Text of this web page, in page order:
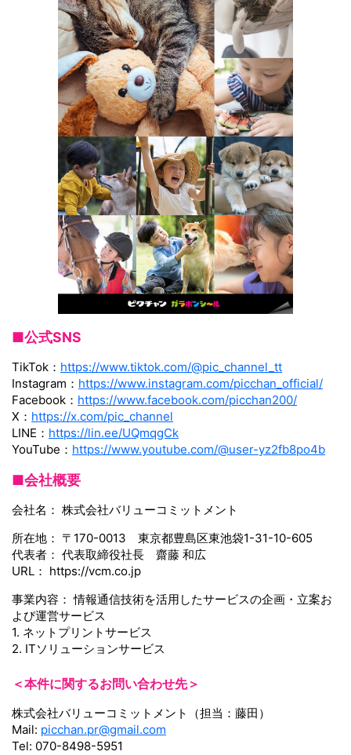
■公式SNS
TikTok： https://www.tiktok.com/@pic_channel_tt
Instagram： https://www.instagram.com/picchan_official/
Facebook： https://www.facebook.com/picchan200/
X： https://x.com/pic_channel
LINE： https://lin.ee/UQmqgCk
YouTube： https://www.youtube.com/@user-yz2fb8po4b
■会社概要
会社名： 株式会社バリューコミットメント
所在地： 〒170-0013 東京都豊島区東池袋1-31-10-605
代表者： 代表取締役社長 齋藤 和広
URL： https://vcm.co.jp
事業内容： 情報通信技術を活用したサービスの企画・立案お
よび運営サービス
1. ネットプリントサービス
2. ITソリューションサービス
＜本件に関するお問い合わせ先＞
株式会社バリューコミットメント（担当：藤田）
Mail: picchan.pr@gmail.com
Tel: 070-8498-5951